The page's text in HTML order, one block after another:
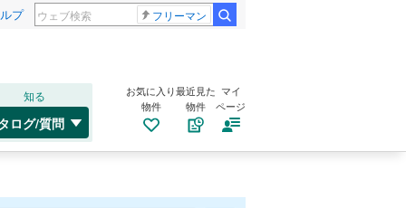
プ フリーマン
知る
ログ/質問
お気に入り
物件
最近見た
物件
マイ
ページ